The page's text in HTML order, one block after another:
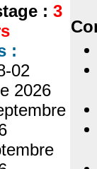
: 3
:
02
2026